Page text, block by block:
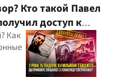
Кто такой Павел
доступ к
Как